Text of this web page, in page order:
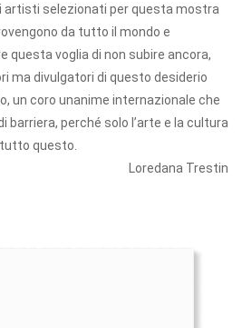
artisti selezionati per questa mostra
da tutto il mondo e
questa voglia di non subire ancora,
ma divulgatori di questo desiderio
un coro unanime internazionale che
barriera, perché solo l’arte e la cultura
tutto questo
Loredana Trestin